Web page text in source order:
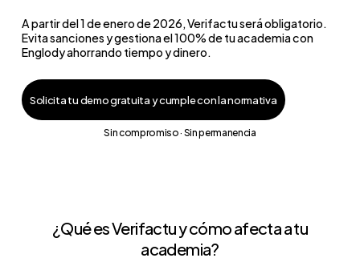
A partir del 1 de enero de 2026, Verifactu será obligatorio.
Evita sanciones y gestiona el 100% de tu academia con
Englody ahorrando tiempo y dinero.
Solicita tu demo gratuita y cumple con la normativa
Sin compromiso · Sin permanencia
¿Qué es Verifactu y cómo afecta a tu
academia?